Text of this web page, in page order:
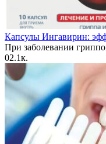
Капсулы Ингавирин:
При заболевании
02.1к.